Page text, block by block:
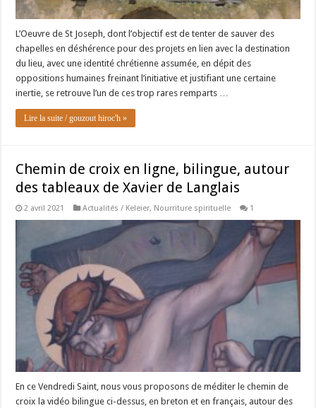
L’Oeuvre de St Joseph, dont l’objectif est de tenter de sauver des
chapelles en déshérence pour des projets en lien avec la destination
du lieu, avec une identité chrétienne assumée, en dépit des
oppositions humaines freinant l’initiative et justifiant une certaine
inertie, se retrouve l’un de ces trop rares remparts …
Lire la suite / gouzout hiroc'h »
Chemin de croix en ligne, bilingue, autour
des tableaux de Xavier de Langlais
2 avril 2021 Actualités / Keleier, Nourriture spirituelle 1
En ce Vendredi Saint, nous vous proposons de méditer le chemin de
croix la vidéo bilingue ci-dessus, en breton et en français, autour des